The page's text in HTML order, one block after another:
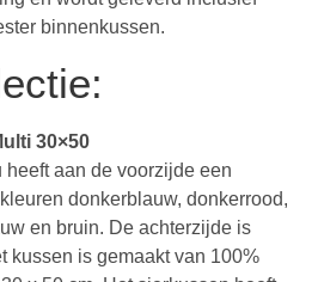
binnenkussen.
30×50
aan de voorzijde een
donkerblauw, donkerrood,
en bruin. De achterzijde is
kussen is gemaakt van 100%